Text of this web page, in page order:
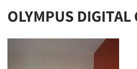
OLYMPUS DIGITAL